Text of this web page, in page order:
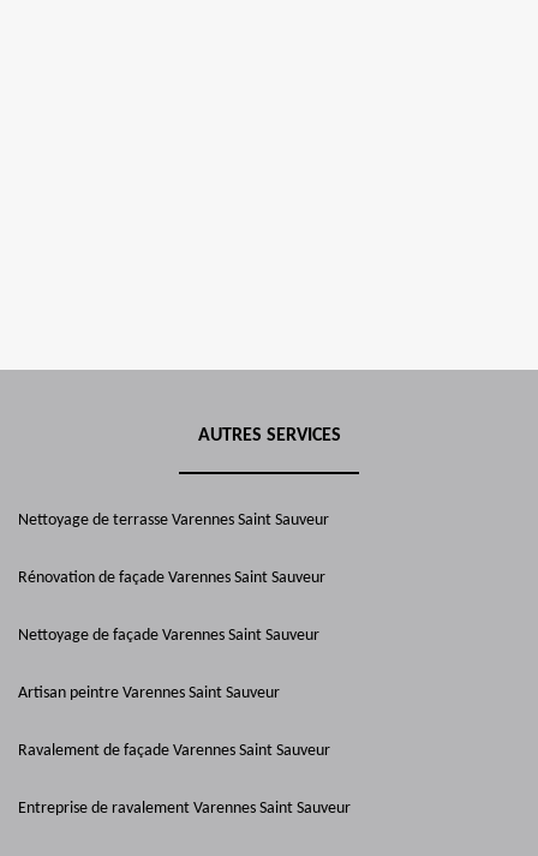
AUTRES SERVICES
Nettoyage de terrasse Varennes Saint Sauveur
Rénovation de façade Varennes Saint Sauveur
Nettoyage de façade Varennes Saint Sauveur
Artisan peintre Varennes Saint Sauveur
Ravalement de façade Varennes Saint Sauveur
Entreprise de ravalement Varennes Saint Sauveur